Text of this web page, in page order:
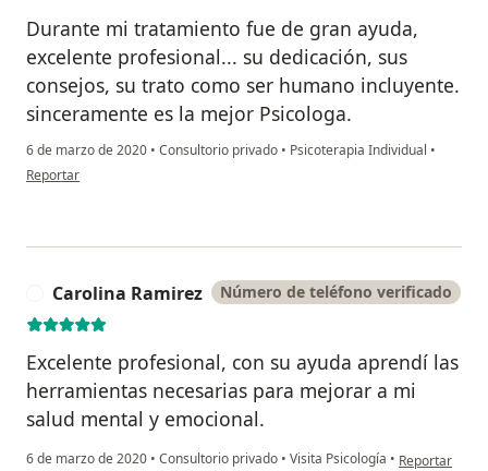
Durante mi tratamiento fue de gran ayuda,
excelente profesional... su dedicación, sus
consejos, su trato como ser humano incluyente.
sinceramente es la mejor Psicologa.
6 de marzo de 2020 • Consultorio privado • Psicoterapia Individual •
en opinión del usuario Andres Mendez
Reportar
Carolina Ramirez Número de teléfono verificado
Excelente profesional, con su ayuda aprendí las
herramientas necesarias para mejorar a mi
salud mental y emocional.
6 de marzo de 2020 • Consultorio privado • Visita Psicología • en opinión
Reportar